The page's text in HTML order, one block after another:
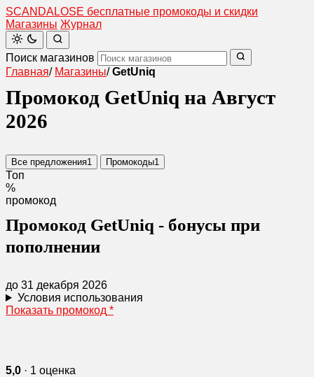
SCANDALOSE бесплатные промокоды и скидки
Магазины Журнал
Поиск магазинов
Главная/ Магазины/ GetUniq
Промокод GetUniq на Август
2026
Все предложения1 Промокоды1
Топ
%
промокод
Промокод GetUniq - бонусы при
пополнении
до 31 декабря 2026
Условия использования
Показать промокод *
5,0 · 1 оценка